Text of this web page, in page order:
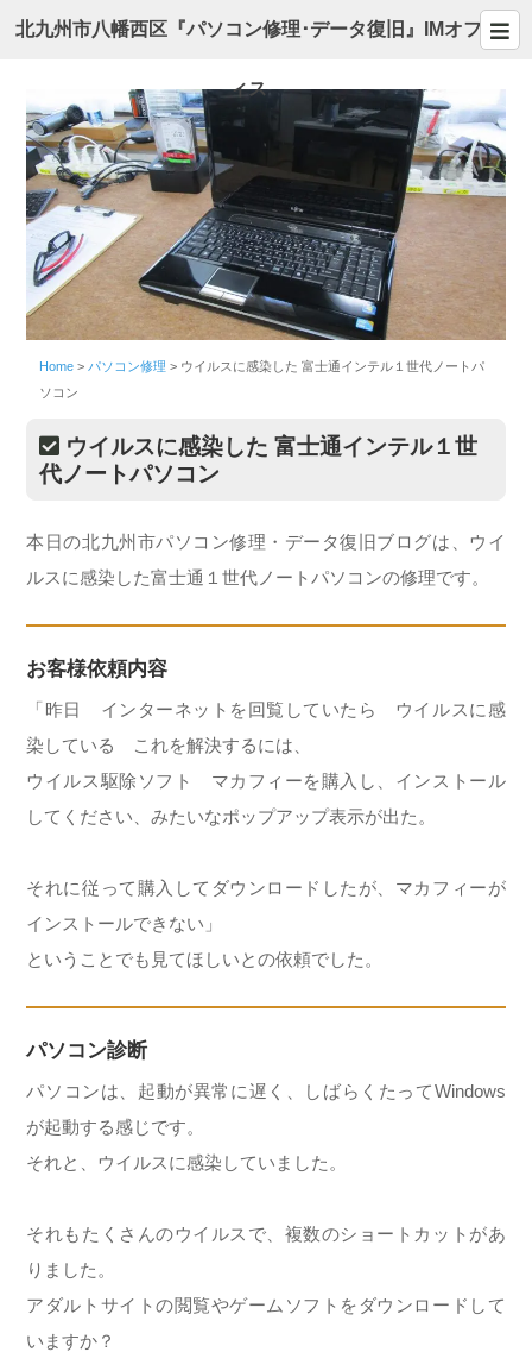
北九州市八幡西区『パソコン修理･データ復旧』IMオフ
ィス
Home > パソコン修理 > ウイルスに感染した 富士通インテル１世代ノートパ
ソコン
ウイルスに感染した 富士通インテル１世
代ノートパソコン
本日の北九州市パソコン修理・データ復旧ブログは、ウイ
ルスに感染した富士通１世代ノートパソコンの修理です。
お客様依頼内容
「昨日 インターネットを回覧していたら ウイルスに感
染している これを解決するには、
ウイルス駆除ソフト マカフィーを購入し、インストール
してください、みたいなポップアップ表示が出た。
それに従って購入してダウンロードしたが、マカフィーが
インストールできない」
ということでも見てほしいとの依頼でした。
パソコン診断
パソコンは、起動が異常に遅く、しばらくたってWindows
が起動する感じです。
それと、ウイルスに感染していました。
それもたくさんのウイルスで、複数のショートカットがあ
りました。
アダルトサイトの閲覧やゲームソフトをダウンロードして
いますか？